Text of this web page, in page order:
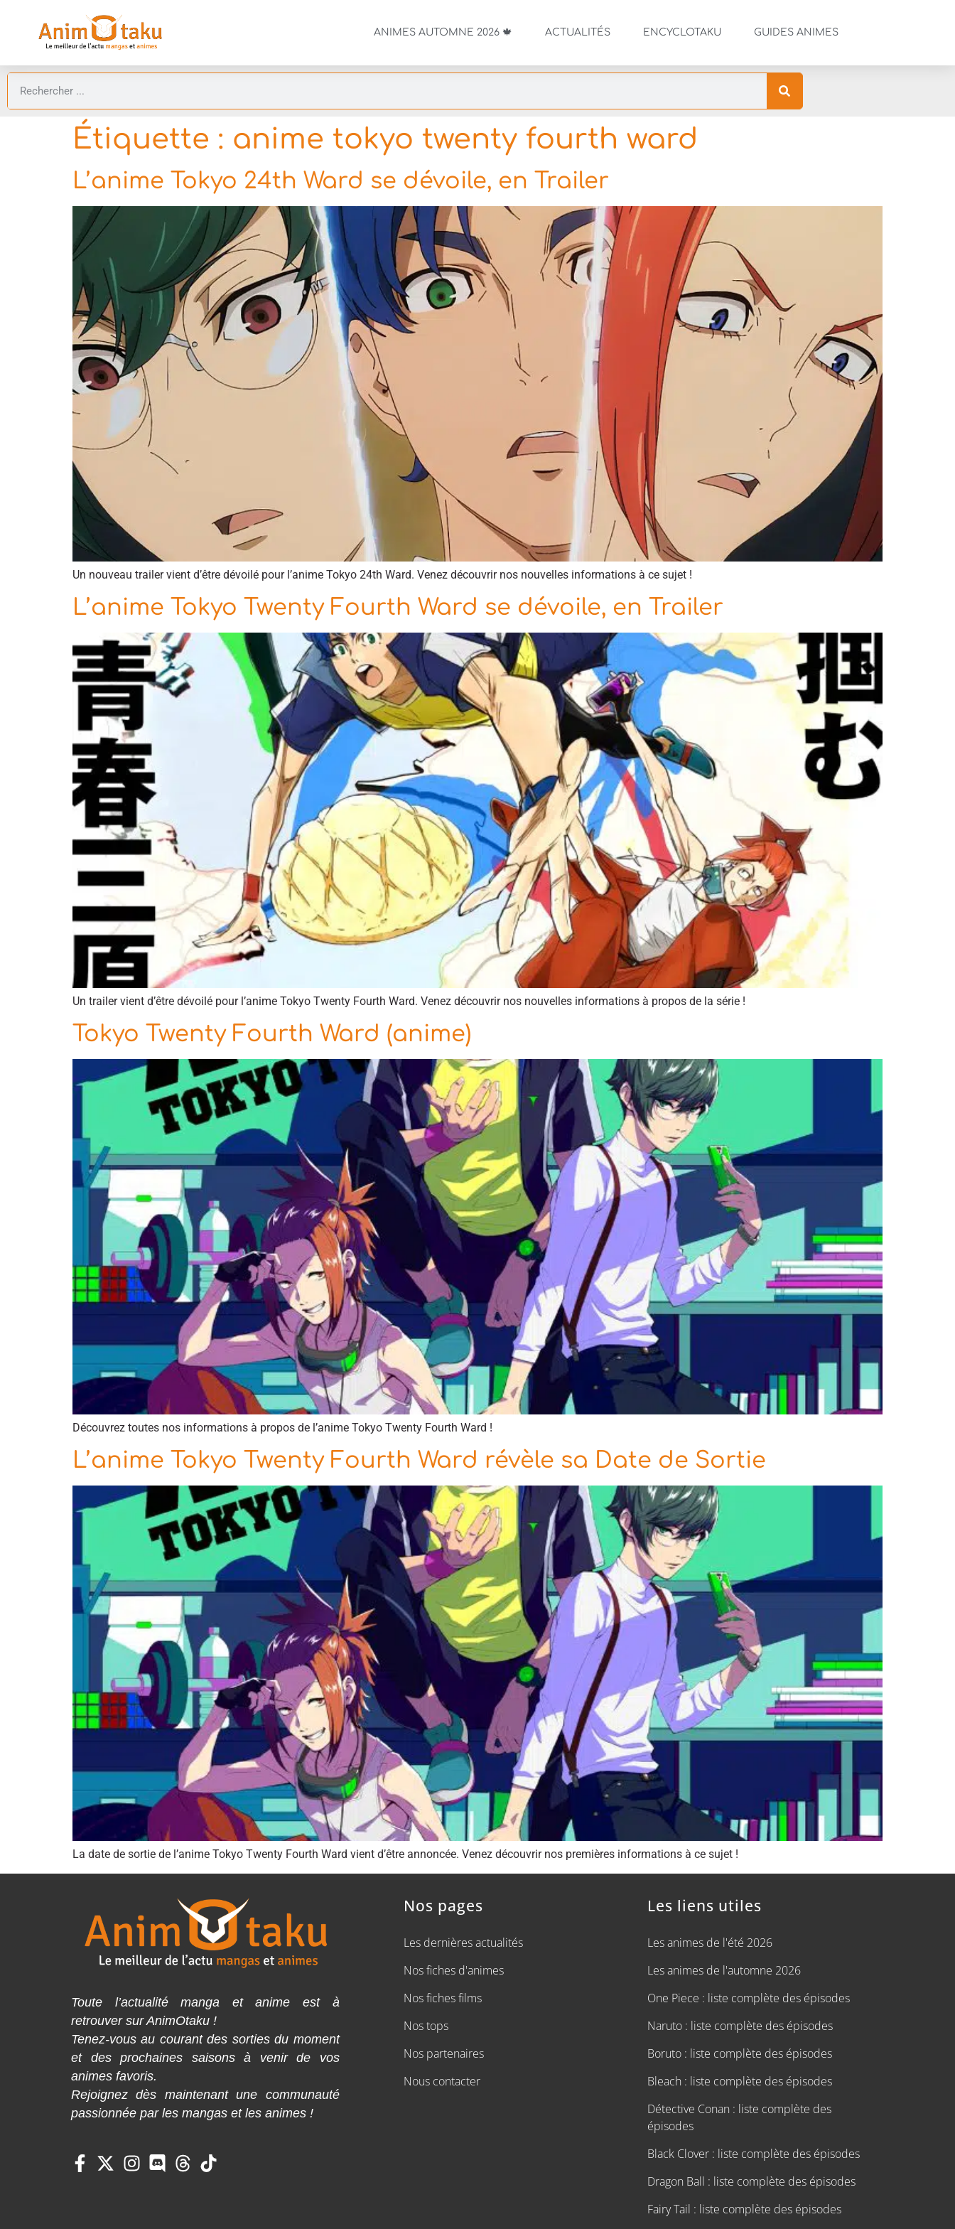
ANIMES AUTOMNE 2026 🍁 ACTUALITÉS ENCYCLOTAKU GUIDES ANIMES
Étiquette : anime tokyo twenty fourth ward
L’anime Tokyo 24th Ward se dévoile, en Trailer
Un nouveau trailer vient d’être dévoilé pour l’anime Tokyo 24th Ward. Venez découvrir nos nouvelles informations à ce sujet !
L’anime Tokyo Twenty Fourth Ward se dévoile, en Trailer
Un trailer vient d’être dévoilé pour l’anime Tokyo Twenty Fourth Ward. Venez découvrir nos nouvelles informations à propos de la série !
Tokyo Twenty Fourth Ward (anime)
Découvrez toutes nos informations à propos de l’anime Tokyo Twenty Fourth Ward !
L’anime Tokyo Twenty Fourth Ward révèle sa Date de Sortie
La date de sortie de l’anime Tokyo Twenty Fourth Ward vient d’être annoncée. Venez découvrir nos premières informations à ce sujet !
Toute l’actualité manga et anime est à
retrouver sur AnimOtaku !
Tenez-vous au courant des sorties du moment
et des prochaines saisons à venir de vos
animes favoris.
Rejoignez dès maintenant une communauté
passionnée par les mangas et les animes !
Nos pages
Les dernières actualités
Nos fiches d'animes
Nos fiches films
Nos tops
Nos partenaires
Nous contacter
Les liens utiles
Les animes de l'été 2026
Les animes de l'automne 2026
One Piece : liste complète des épisodes
Naruto : liste complète des épisodes
Boruto : liste complète des épisodes
Bleach : liste complète des épisodes
Détective Conan : liste complète des
épisodes
Black Clover : liste complète des épisodes
Dragon Ball : liste complète des épisodes
Fairy Tail : liste complète des épisodes